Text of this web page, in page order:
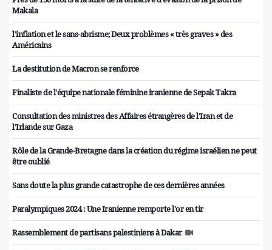
Makala
l'inflation et le sans-abrisme; Deux problèmes « très graves » des
Américains
La destitution de Macron se renforce
Finaliste de l'équipe nationale féminine iranienne de Sepak Takra
Consultation des ministres des Affaires étrangères de l'Iran et de
l'Irlande sur Gaza
Rôle de la Grande-Bretagne dans la création du régime israélien ne peut
être oublié
Sans doute la plus grande catastrophe de ces dernières années
Paralympiques 2024 : Une Iranienne remporte l'or en tir
Rassemblement de partisans palestiniens à Dakar